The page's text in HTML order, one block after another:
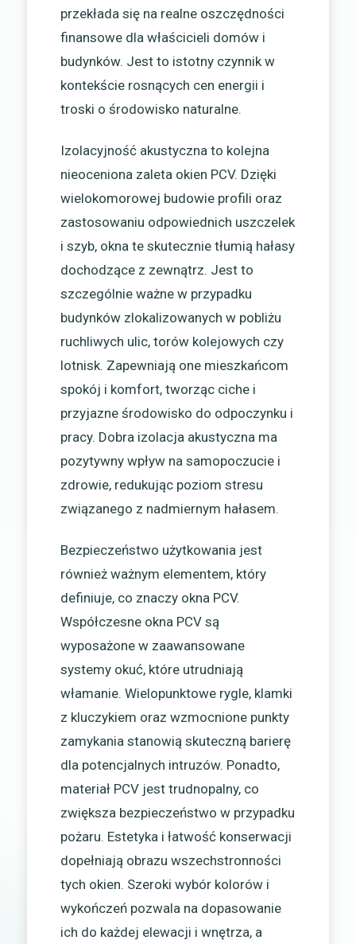
przekłada się na realne oszczędności
finansowe dla właścicieli domów i
budynków. Jest to istotny czynnik w
kontekście rosnących cen energii i
troski o środowisko naturalne.
Izolacyjność akustyczna to kolejna
nieoceniona zaleta okien PCV. Dzięki
wielokomorowej budowie profili oraz
zastosowaniu odpowiednich uszczelek
i szyb, okna te skutecznie tłumią hałasy
dochodzące z zewnątrz. Jest to
szczególnie ważne w przypadku
budynków zlokalizowanych w pobliżu
ruchliwych ulic, torów kolejowych czy
lotnisk. Zapewniają one mieszkańcom
spokój i komfort, tworząc ciche i
przyjazne środowisko do odpoczynku i
pracy. Dobra izolacja akustyczna ma
pozytywny wpływ na samopoczucie i
zdrowie, redukując poziom stresu
związanego z nadmiernym hałasem.
Bezpieczeństwo użytkowania jest
również ważnym elementem, który
definiuje, co znaczy okna PCV.
Współczesne okna PCV są
wyposażone w zaawansowane
systemy okuć, które utrudniają
włamanie. Wielopunktowe rygle, klamki
z kluczykiem oraz wzmocnione punkty
zamykania stanowią skuteczną barierę
dla potencjalnych intruzów. Ponadto,
materiał PCV jest trudnopalny, co
zwiększa bezpieczeństwo w przypadku
pożaru. Estetyka i łatwość konserwacji
dopełniają obrazu wszechstronności
tych okien. Szeroki wybór kolorów i
wykończeń pozwala na dopasowanie
ich do każdej elewacji i wnętrza, a